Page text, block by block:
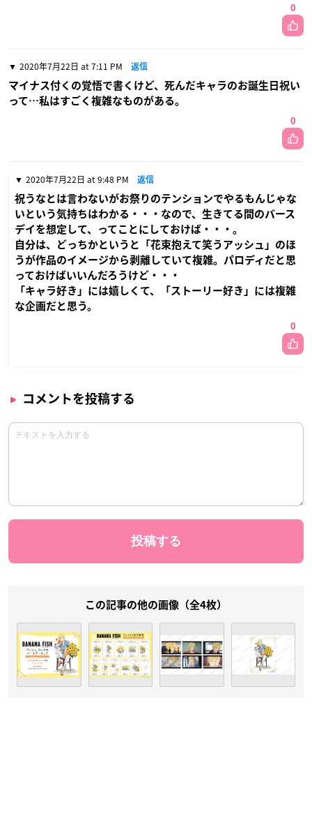
0
2020年7月22日 at 7:11 PM 返信
マイナス付くの覚悟で書くけど、死んだキャラのお誕生日祝い
って…私はすごく複雑なものがある。
0
2020年7月22日 at 9:48 PM 返信
祝うなとは言わないがお祭りのテンションでやるもんじゃな
いという気持ちはわかる・・・なので、生きてる間のバース
デイを想定して、ってことにしておけば・・・。
自分は、どっちかというと「花束抱えて笑うアッシュ」のほ
うが作品のイメージから剥離していて複雑。パロディだと思
っておけばいいんだろうけど・・・
「キャラ好き」には嬉しくて、「ストーリー好き」には複雑
な企画だと思う。
0
コメントを投稿する
この記事の他の画像（全4枚）